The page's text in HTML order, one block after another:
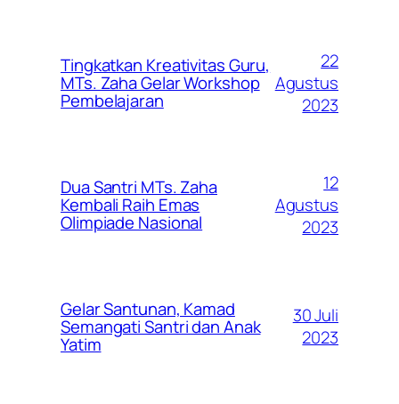
Tingkatkan Kreativitas Guru,
MTs. Zaha Gelar Workshop
Pembelajaran
22
Agustus
2023
Dua Santri MTs. Zaha
Kembali Raih Emas
Olimpiade Nasional
12
Agustus
2023
Gelar Santunan, Kamad
Semangati Santri dan Anak
Yatim
30 Juli
2023